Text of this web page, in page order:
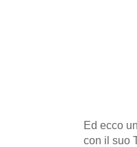
Ed ecco
con il suo